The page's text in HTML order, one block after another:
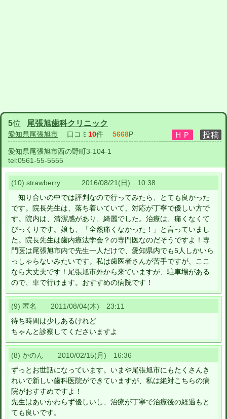
5位 尾張旭歯科クリニック
愛知県尾張旭市 口コミ 10件 5668P
愛知県尾張旭市西の野町3-104-1
tel:0561-55-5555
(10) strawberry 2016/08/21(日) 10:38
知り合いの中では評判なので行ってみたら、とても良かった
です。院長先生は、落ち着いていて、対応が丁寧で優しい方で
す。院内は、清潔感があり、綺麗でした。治療は、痛くなくて
びっくりです。娘も、「全然痛くなかった！」と言っていまし
た。院長先生は歯内療法学会？の専門医なのだそうですよ！専
門医は尾張旭市内で先生一人だけで、愛知県内でも5人しかいら
っしゃらないみたいです。私は歯医者さんが苦手ですが、ここ
なら大丈夫です！尾張旭市外から来ていますが、駐車場がある
ので、車で行けます。おすすめの病院です！
(9) 匿名 2011/08/04(木) 23:11
待ち時間は少しあるけれど
ちゃんと診察してくださいますよ
(8) かのん 2010/02/15(月) 16:36
ずっとお世話になっています。いまや尾張旭市にもたくさんき
れいで新しい歯科医院ができていますが、私は絶対こちらの病
院がおすすめですよ！
先生はあいかわらず優しいし、治療が丁寧で治療後の経過もと
ても良いです。